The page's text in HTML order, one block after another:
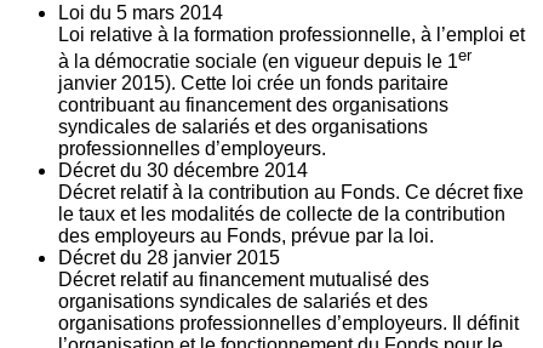
Loi du 5 mars 2014
Loi relative à la formation professionnelle, à l’emploi et
à la démocratie sociale (en vigueur depuis le 1er
janvier 2015). Cette loi crée un fonds paritaire
contribuant au financement des organisations
syndicales de salariés et des organisations
professionnelles d’employeurs.
Décret du 30 décembre 2014
Décret relatif à la contribution au Fonds. Ce décret fixe
le taux et les modalités de collecte de la contribution
des employeurs au Fonds, prévue par la loi.
Décret du 28 janvier 2015
Décret relatif au financement mutualisé des
organisations syndicales de salariés et des
organisations professionnelles d’employeurs. Il définit